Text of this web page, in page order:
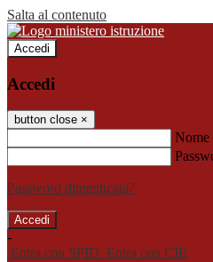
Salta al contenuto
Accedi
Accedi
button close ×
Nome
Password dimenticata?
-
Entra con SPID Entra con CIE